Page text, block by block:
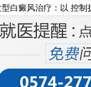
白癜风治疗：以 控制